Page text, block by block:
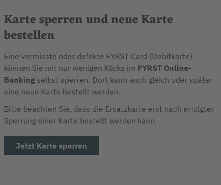
Karte sperren und neue Karte
bestellen
Eine vermisste oder defekte FYRST Card (Debitkarte)
können Sie mit nur wenigen Klicks im FYRST Online-
Banking selbst sperren. Dort kann auch gleich oder später
eine neue Karte bestellt werden.
Bitte beachten Sie, dass die Ersatzkarte erst nach erfolgter
Sperrung einer Karte bestellt werden kann.
Jetzt Karte sperren